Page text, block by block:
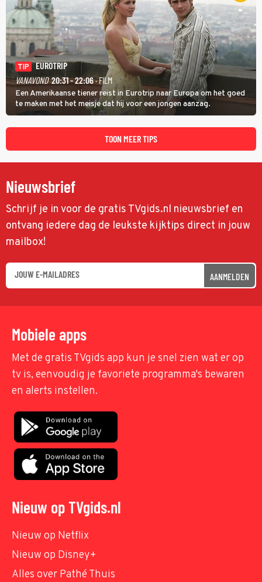
TIP
EUROTRIP
VANAVOND 20:31 - 22:06· FILM
Een Amerikaanse tiener reist in Eurotrip naar Europa om het goed
te maken met het meisje dat hij voor een jongen aanzag.
TOON MEER TIPS
Nieuwsbrief
Schrijf je in voor de gratis TVgids.nl nieuwsbrief en
ontvang iedere dag de leukste kijktips direct in jouw
mailbox!
AANMELDEN
Mobiele apps
Met de gratis TVgids app kun je snel zien wat er op
tv is, eenvoudig je favoriete programma's bewaren
en alerts instellen.
Nieuw op TVgids.nl
Nieuw op Netflix
Nieuw op Disney+
Alles over Pathé Thuis